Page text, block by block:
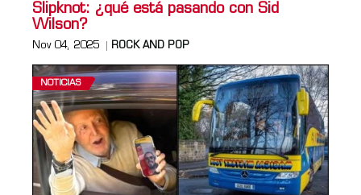
Slipknot: ¿qué está pasando con Sid
Wilson?
Nov 04, 2025 ROCK AND POP
NOTICIAS